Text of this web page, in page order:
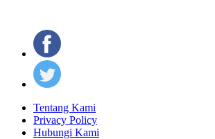
Tentang Kami
Privacy Policy
Hubungi Kami